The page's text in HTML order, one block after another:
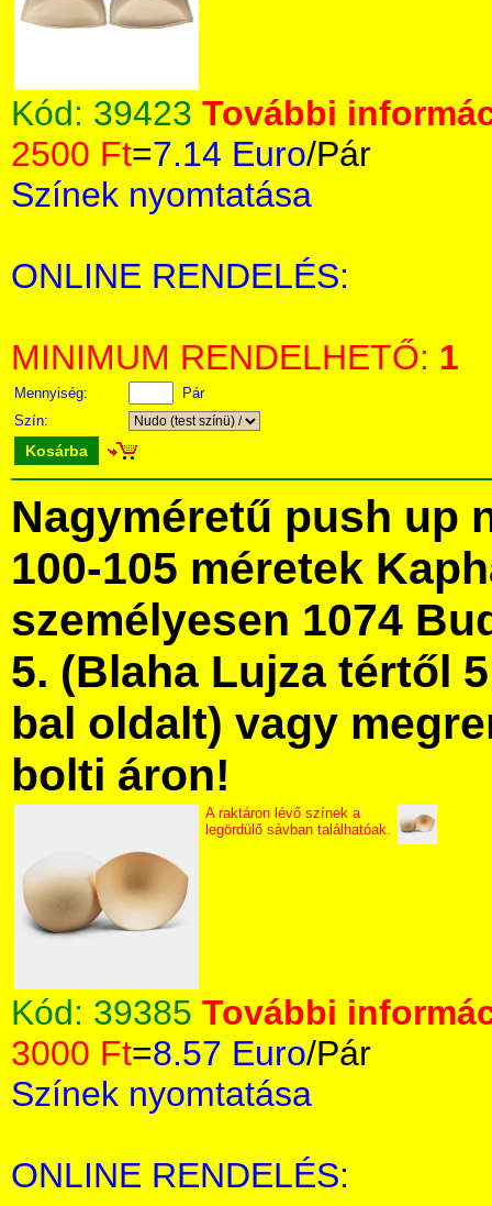
Kód: 39423 További
2500 Ft=7.14 Euro/Pár
Színek nyomtatása
ONLINE RENDELÉS:
MINIMUM RENDELHETŐ: 1
Mennyiség:
Pár
Szín:
Kosárba
Nagyméretű push up
100-105 méretek
személyesen 1074
5. (Blaha Lujza tértől
bal oldalt) vagy
bolti áron!
A raktáron lévő színek a
legördülő sávban találhatóak.
Kód: 39385 További
3000 Ft=8.57 Euro/Pár
Színek nyomtatása
ONLINE RENDELÉS: